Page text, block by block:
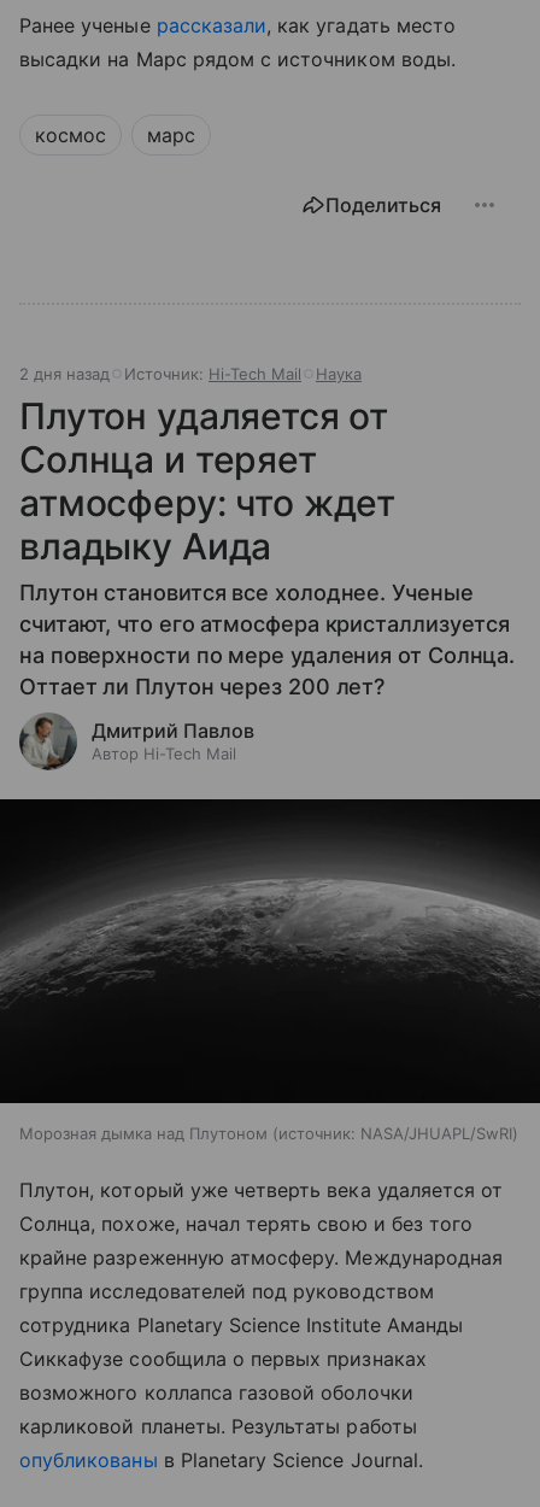
Ранее ученые рассказали, как угадать место
высадки на Марс рядом с источником воды.
космос марс
Поделиться
2 дня назад Источник: Hi-Tech Mail Наука
Плутон удаляется от
Солнца и теряет
атмосферу: что ждет
владыку Аида
Плутон становится все холоднее. Ученые
считают, что его атмосфера кристаллизуется
на поверхности по мере удаления от Солнца.
Оттает ли Плутон через 200 лет?
Дмитрий Павлов
Автор Hi-Tech Mail
Морозная дымка над Плутоном источник: NASA/JHUAPL/SwRI
Плутон, который уже четверть века удаляется от
Солнца, похоже, начал терять свою и без того
крайне разреженную атмосферу. Международная
группа исследователей под руководством
сотрудника Planetary Science Institute Аманды
Сиккафузе сообщила о первых признаках
возможного коллапса газовой оболочки
карликовой планеты. Результаты работы
опубликованы в Planetary Science Journal.